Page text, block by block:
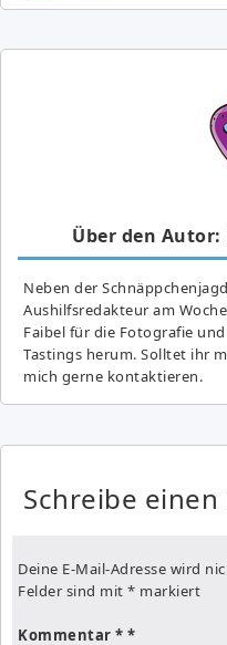
Über den
Neben der
Aushilfsredakteur am
Faibel für die Fotografie
Tastings herum. Solltet ihr
mich gerne kontaktieren.
Schreibe
Deine E-Mail-Adresse wird
Felder sind mit * markiert
Kommentar *